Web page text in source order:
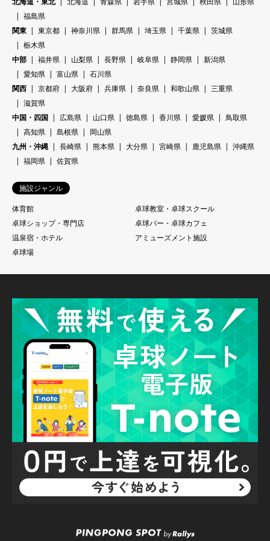
福島県
関東
東京都 神奈川県 群馬県 埼玉県 千葉県
茨城県
栃木県
中部
福井県 山梨県 長野県 岐阜県 静岡県
新潟県
愛知県
富山県
石川県
関西
京都府 大阪府 兵庫県 奈良県 和歌山県
三重県
滋賀県
中国・四国
広島県 山口県 徳島県 香川県 愛媛県
鳥取県
高知県
島根県
岡山県
九州・沖縄
長崎県 熊本県 大分県 宮崎県 鹿児島県
沖縄県
福岡県
佐賀県
施設ジャンル
体育館
卓球教室・卓球スクール
卓球ショップ・専門店
卓球バー・卓球カフェ
温泉宿・ホテル
アミューズメント施設
卓球場